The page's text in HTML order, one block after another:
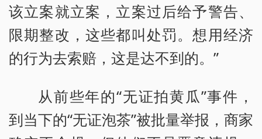
该立案就立案，立案过后给予警告、
限期整改，这些都叫处罚。想用经济
的行为去索赔，这是达不到的。”
从前些年的“无证拍黄瓜”事件，
到当下的“无证泡茶”被批量举报，商家